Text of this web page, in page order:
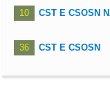
10 CST E CSOSN
36 CST E CSOSN